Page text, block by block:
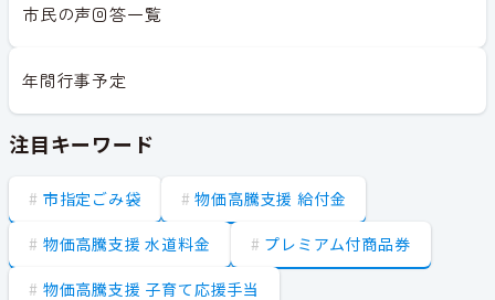
市民の声回答一覧
年間行事予定
注目キーワード
市指定ごみ袋 物価高騰支援 給付金
物価高騰支援 水道料金 プレミアム付商品券
物価高騰支援 子育て応援手当